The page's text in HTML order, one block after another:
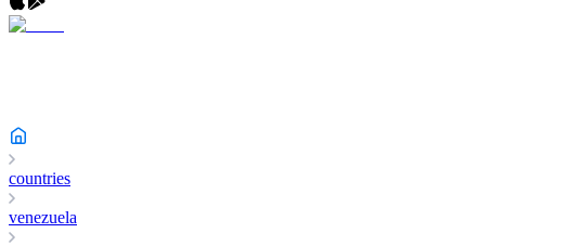
countries
venezuela